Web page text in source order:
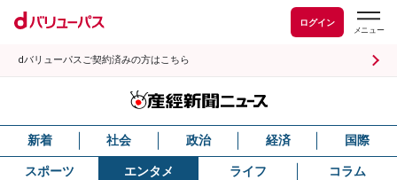
ログイン
dバリューパスご契約済みの方はこちら
新着 社会 政治 経済 国際
スポーツ エンタメ ライフ コラム